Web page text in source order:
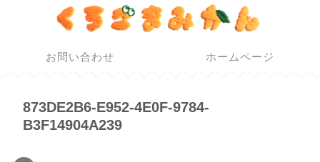
お問い合わせ ホームページ
873DE2B6-E952-4E0F-9784-
B3F14904A239